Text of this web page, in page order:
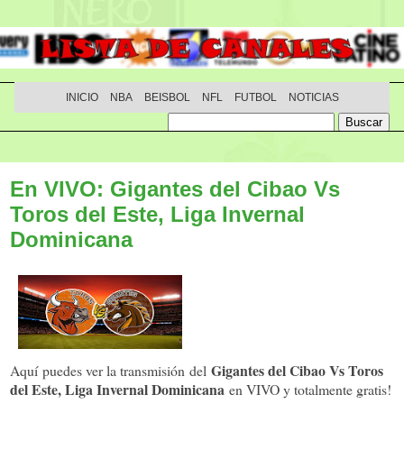
INICIO NBA BEISBOL NFL FUTBOL NOTICIAS
En VIVO: Gigantes del Cibao Vs
Toros del Este, Liga Invernal
Dominicana
Aquí puedes ver la transmisión del Gigantes del Cibao Vs Toros
del Este, Liga Invernal Dominicana en VIVO y totalmente gratis!